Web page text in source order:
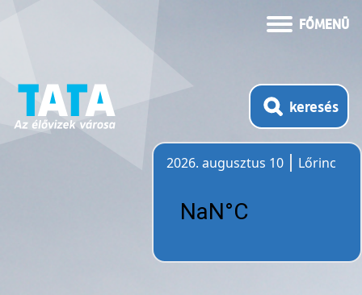
FŐMENÜ
keresés
2026. augusztus 10
Lőrinc